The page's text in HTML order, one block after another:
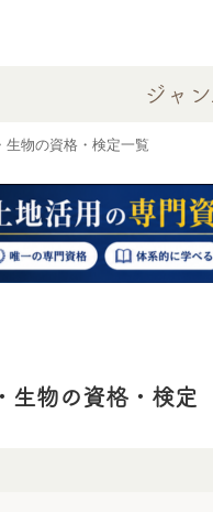
ジャ
生物の資格・検定一覧
生物の資格・検定